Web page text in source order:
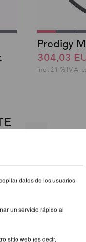
Prodigy
304,03
incl. 21 % I.V.A.
datos de los usuarios
un servicio rápido al
sitio web (es decir,